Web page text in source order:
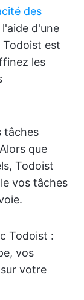
des
d'une
est
les
tâches
que
Todoist
vos tâches
Todoist :
vos
votre